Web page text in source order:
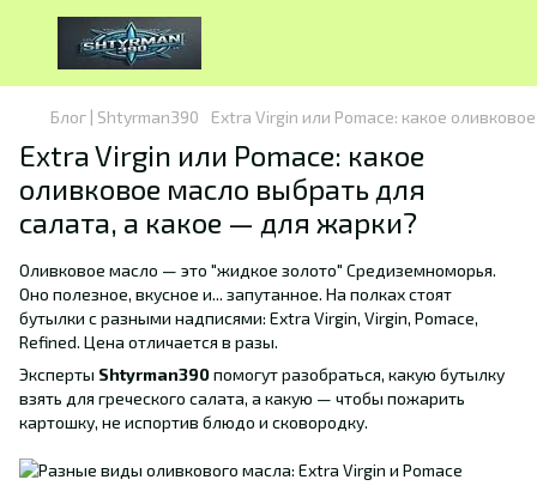
Блог | Shtyrman390 Extra Virgin или Pomace: какое
Extra Virgin или Pomace: какое
оливковое масло выбрать для
салата, а какое — для жарки?
Оливковое масло — это "жидкое золото" Средиземноморья.
Оно полезное, вкусное и... запутанное. На полках стоят
бутылки с разными надписями: Extra Virgin, Virgin, Pomace,
Refined. Цена отличается в разы.
Эксперты Shtyrman390помогут разобраться, какую бутылку
взять для греческого салата, а какую — чтобы пожарить
картошку, не испортив блюдо и сковородку.